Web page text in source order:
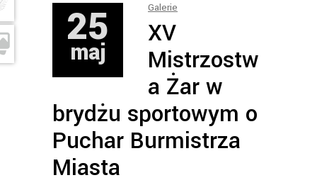
25
maj
Galerie
XV
Mistrzostw
a Żar w
brydżu sportowym o
Puchar Burmistrza
Miasta